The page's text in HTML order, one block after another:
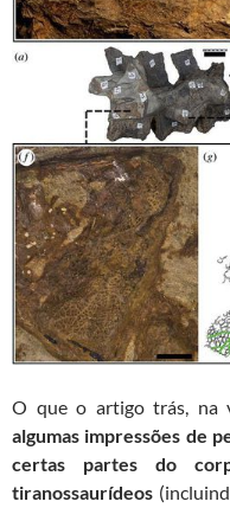
O que o artigo trás, na
algumas impressões de
certas partes do
tiranossaurídeos